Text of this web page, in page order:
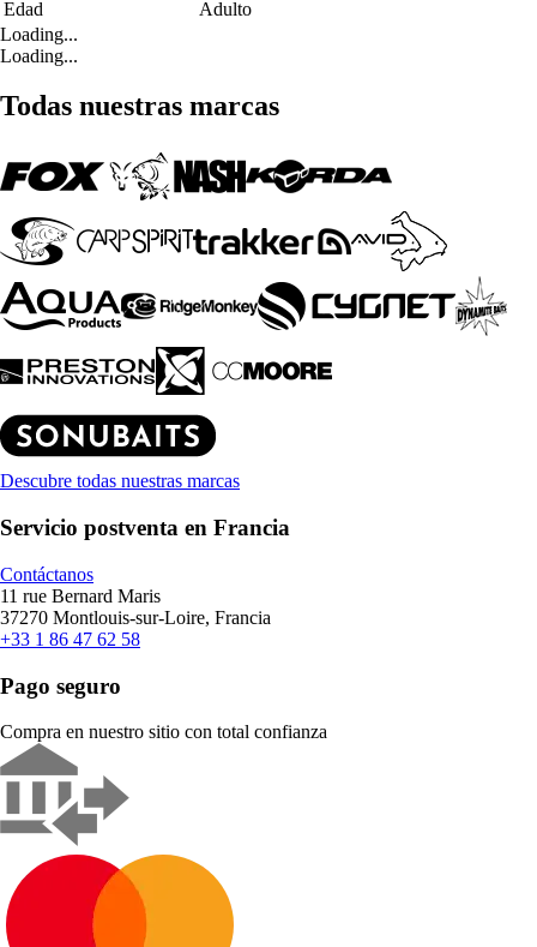
Edad
Adulto
Loading...
Loading...
Todas nuestras marcas
Descubre todas nuestras marcas
Servicio postventa en Francia
Contáctanos
11 rue Bernard Maris
37270 Montlouis-sur-Loire, Francia
+33 1 86 47 62 58
Pago seguro
Compra en nuestro sitio con total confianza